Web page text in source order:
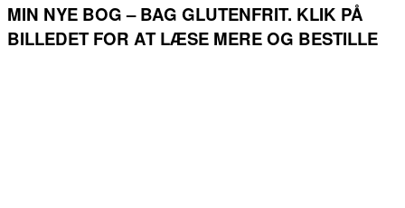
MIN NYE BOG – BAG GLUTENFRIT. KLIK PÅ
BILLEDET FOR AT LÆSE MERE OG BESTILLE